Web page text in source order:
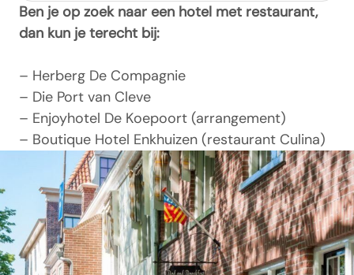
Ben je op zoek naar een hotel met restaurant,
dan kun je terecht bij:
– Herberg De Compagnie
– Die Port van Cleve
– Enjoyhotel De Koepoort (arrangement)
– Boutique Hotel Enkhuizen (restaurant Culina)